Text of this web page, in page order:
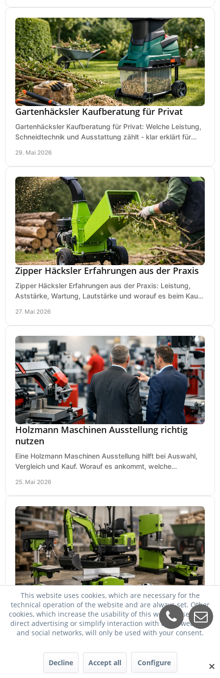
Gartenhäcksler Kaufberatung für Privat
Gartenhäcksler Kaufberatung für Privat: Welche Leistung,
Schneidtechnik und Ausstattung zählt - klar erklärt für
29. Mai 2026
Zipper Häcksler Erfahrungen aus der Praxis
Zipper Häcksler Erfahrungen aus der Praxis: Leistung,
Aststärke, Wartung, Lautstärke und worauf es beim Kauf
27. Mai 2026
Holzmann Maschinen Ausstellung richtig
nutzen
Eine Holzmann Maschinen Ausstellung hilft bei Auswahl,
Vergleich und Kauf. Worauf es ankommt, welche
25. Mai 2026
Zipper Maschinen billiger kaufen
Zipper Maschinen billiger kaufen und trotzdem passend
auswählen: So vergleichen Sie Leistung, Ausstattung,
Service und Folgekosten richtig.
✕
This website uses cookies, which are necessary for the
technical operation of the website and are always set. Other
cookies, which increase the usability of this website, serve for
direct advertising or simplify interaction with other websites
and social networks, will only be used with your consent.
Decline Accept all Configure